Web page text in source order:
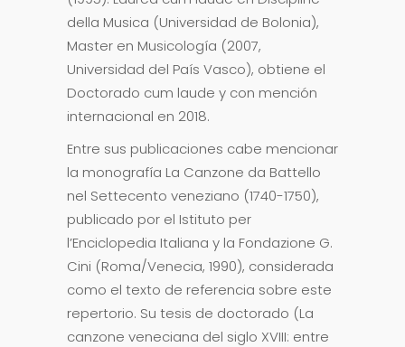
della Musica (Universidad de Bolonia),
Master en Musicología (2007,
Universidad del País Vasco), obtiene el
Doctorado cum laude y con mención
internacional en 2018.
Entre sus publicaciones cabe mencionar
la monografía La Canzone da Battello
nel Settecento veneziano (1740-1750),
publicado por el Istituto per
l’Enciclopedia Italiana y la Fondazione G.
Cini (Roma/Venecia, 1990), considerada
como el texto de referencia sobre este
repertorio. Su tesis de doctorado (La
canzone veneciana del siglo XVIII: entre